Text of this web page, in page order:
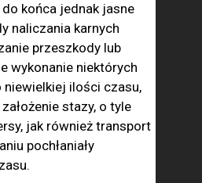
końca jednak jasne
naliczania karnych
przeszkody lub
wykonanie niektórych
niewielkiej ilości czasu,
stazy, o tyle
jak również transport
pochłaniały